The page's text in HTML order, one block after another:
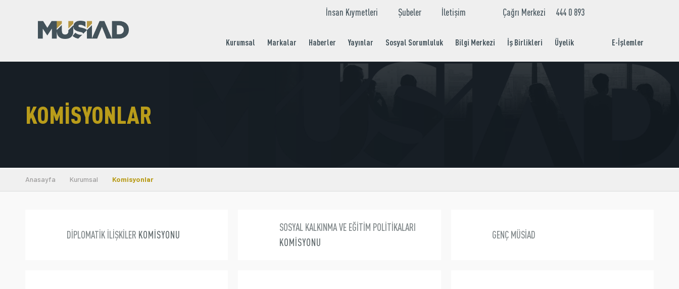
İnsan Kıymetleri Şubeler İletişim Çağrı Merkezi 444 0 893
Kurumsal Markalar Haberler Yayınlar Sosyal Sorumluluk Bilgi Merkezi İş Birlikleri Üyelik E-İşlemler
Aidat Ödeme
İşlemleri
KOMISYONLAR
Anasayfa Kurumsal Komisyonlar
DİPLOMATİK İLİŞKİLER KOMİSYONU
SOSYAL KALKINMA VE EĞİTİM POLİTİKALARI
KOMİSYONU
GENÇ MÜSİAD